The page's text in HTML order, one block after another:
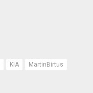
KIA
MartinBirtus